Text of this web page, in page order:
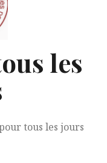
les
tous les jours